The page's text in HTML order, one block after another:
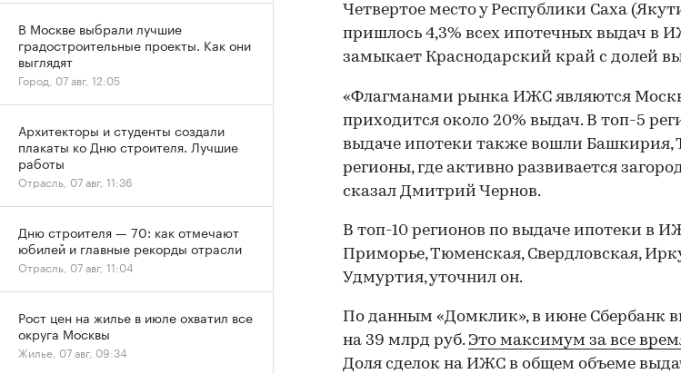
Четвертое место у Республики Саха
пришлось 4,3% всех ипотечных выдач в
замыкает Краснодарский край с долей
«Флагманами рынка ИЖС являются
приходится около 20% выдач. В топ-5
выдаче ипотеки также вошли Башкирия,
регионы, где активно развивается
сказал Дмитрий Чернов.
В топ-10 регионов по выдаче ипотеки в
Приморье, Тюменская, Свердловская,
Удмуртия, уточнил он.
По данным «Домклик», в июне Сбербанк
на 39 млрд руб. Это максимум за все
Доля сделок на ИЖС в общем объеме
В Москве выбрали лучшие
градостроительные проекты. Как они
выглядят
Город, 07 авг, 12:05
Архитекторы и студенты создали
плакаты ко Дню строителя. Лучшие
работы
Отрасль, 07 авг, 11:36
Дню строителя — 70: как отмечают
юбилей и главные рекорды отрасли
Отрасль, 07 авг, 11:04
Рост цен на жилье в июле охватил все
округа Москвы
Жилье, 07 авг, 09:34